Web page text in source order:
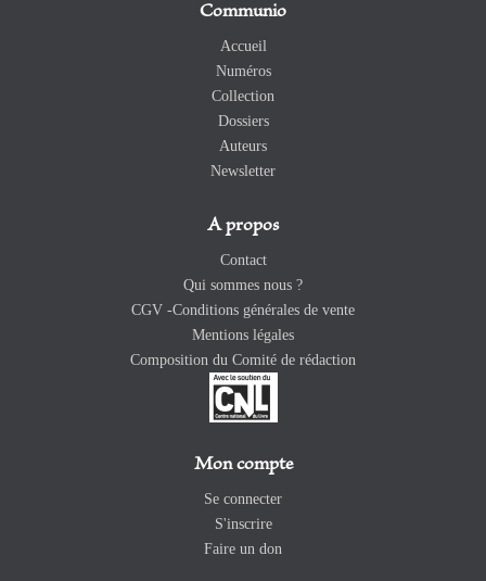
Communio
Accueil
Numéros
Collection
Dossiers
Auteurs
Newsletter
A propos
Contact
Qui sommes nous ?
CGV -Conditions générales de vente
Mentions légales
Composition du Comité de rédaction
Mon compte
Se connecter
S'inscrire
Faire un don